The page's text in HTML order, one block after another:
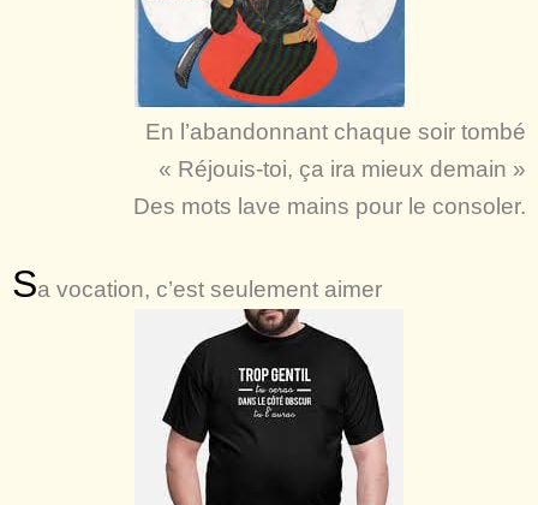
En l’abandonnant chaque soir tombé
« Réjouis-toi, ça ira mieux demain »
Des mots lave mains pour le consoler.
Sa vocation, c’est seulement aimer